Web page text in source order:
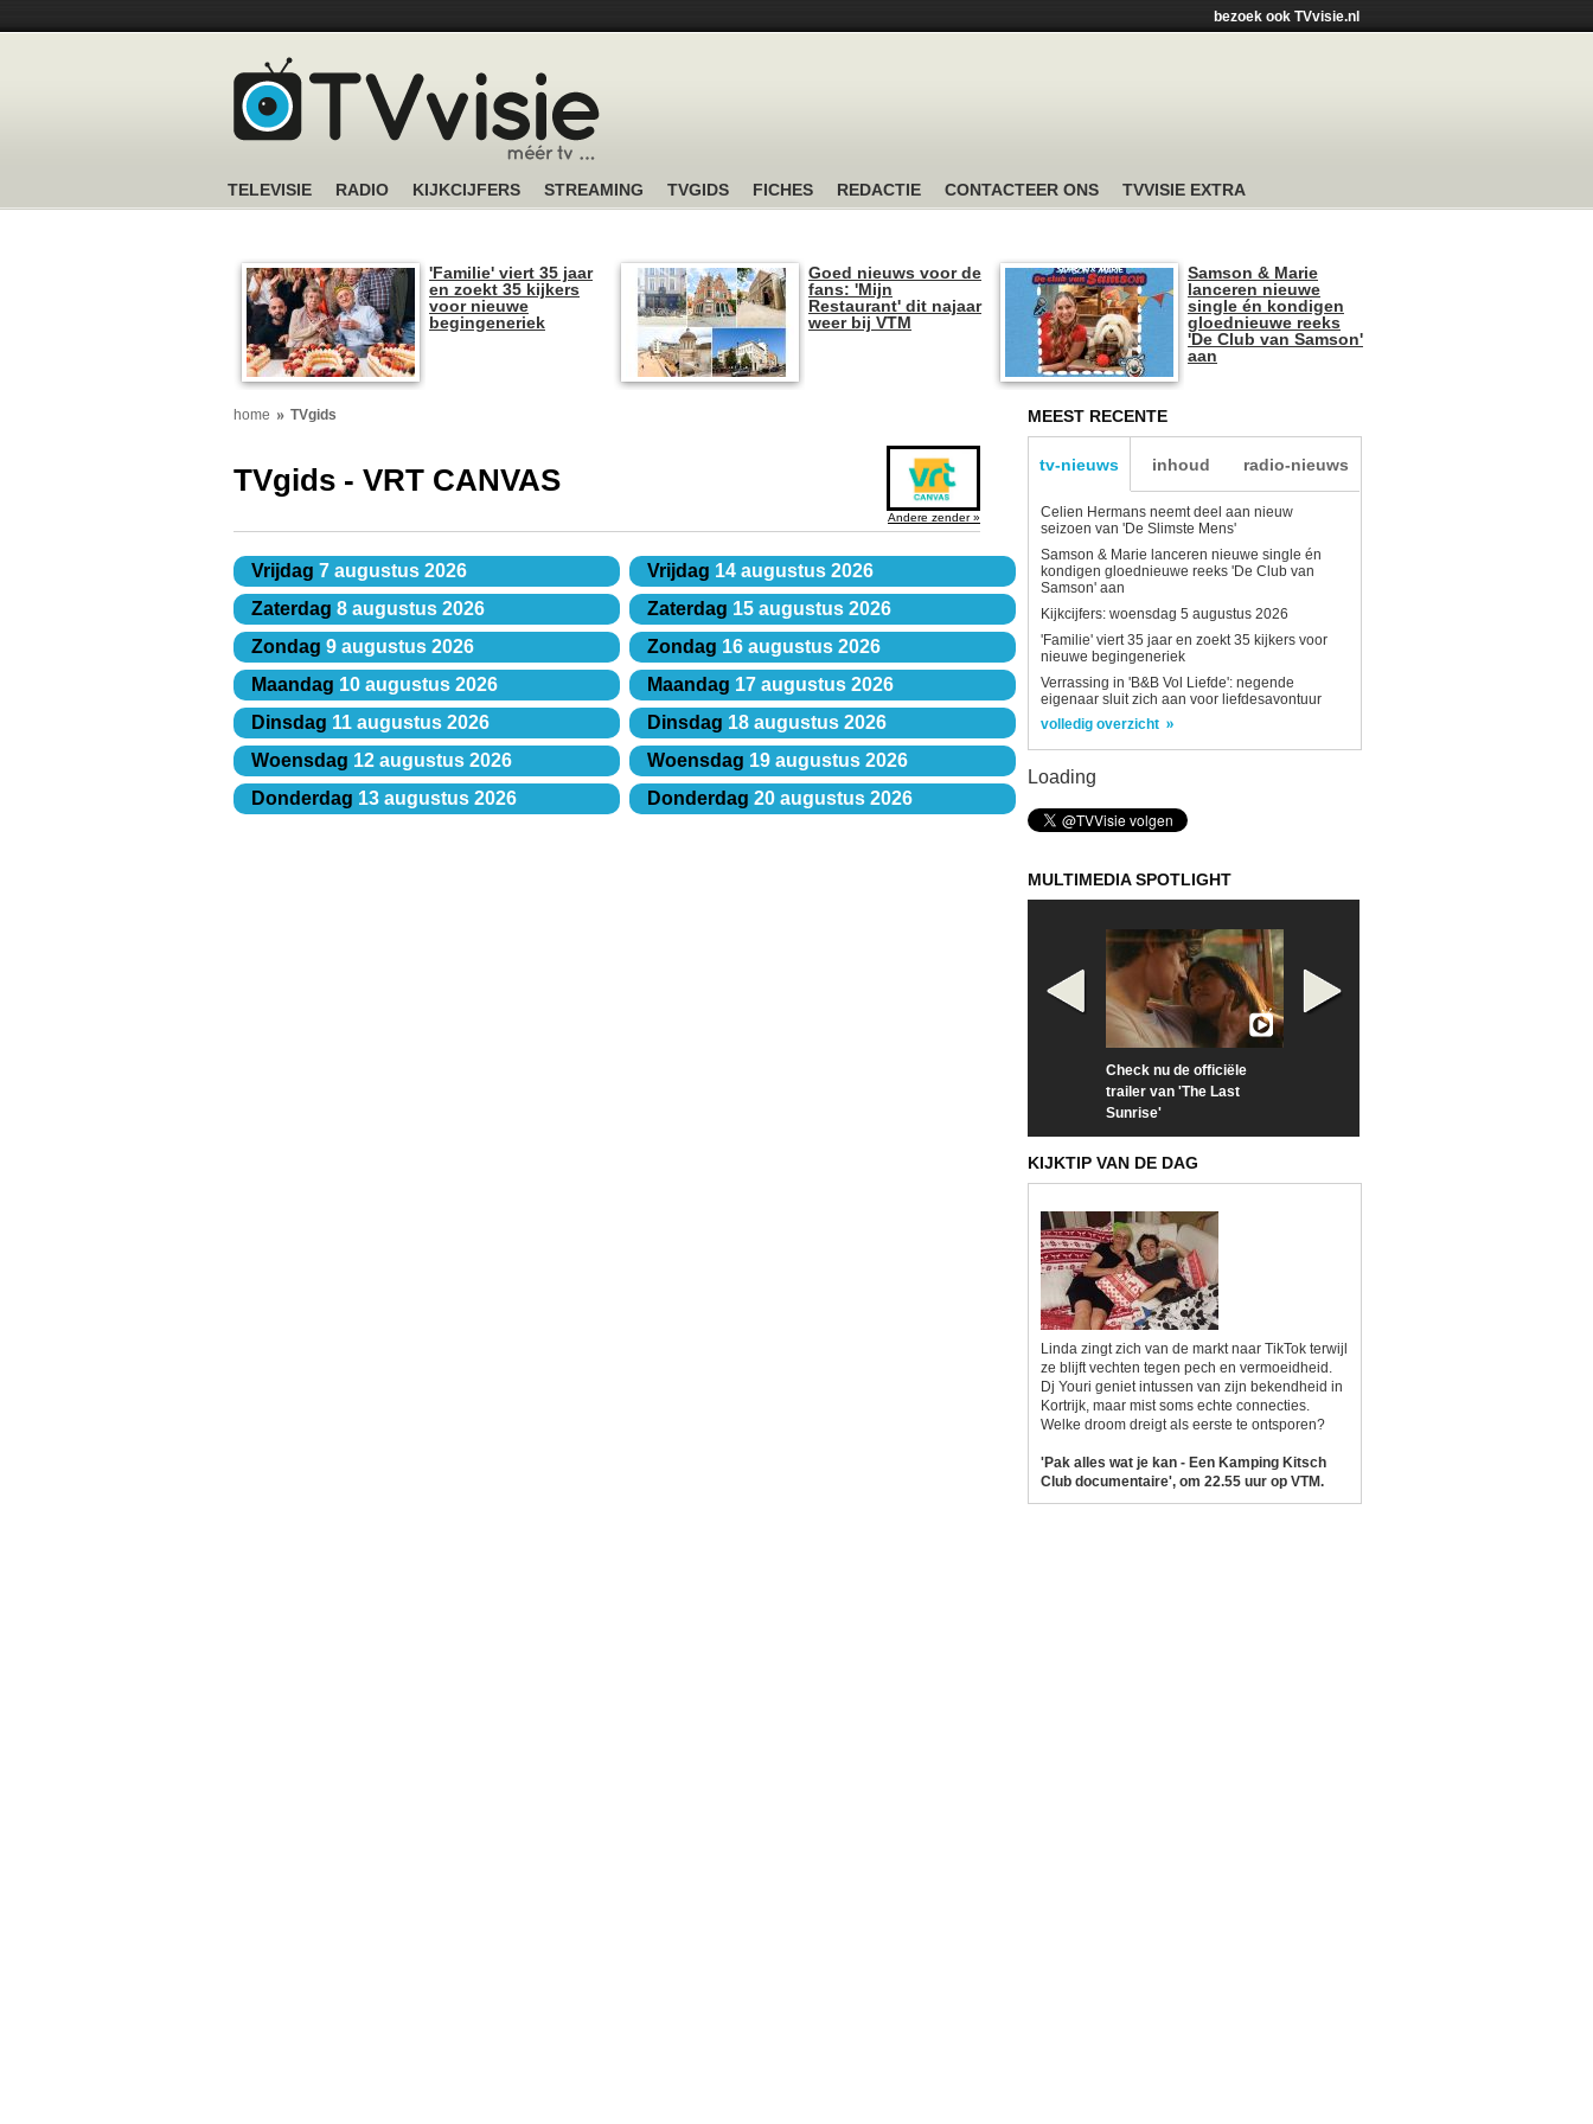
bezoek ook TVvisie.nl
TELEVISIE RADIO KIJKCIJFERS STREAMING TVGIDS FICHES REDACTIE CONTACTEER ONS TVVISIE EXTRA
'Familie' viert 35 jaar
en zoekt 35 kijkers
voor nieuwe
begingeneriek
Goed nieuws voor de
fans: 'Mijn
Restaurant' dit najaar
weer bij VTM
Samson & Marie
lanceren nieuwe
single én kondigen
gloednieuwe reeks
'De Club van Samson'
aan
home TVgids
TVgids - VRT CANVAS
Andere zender »
Vrijdag 7 augustus 2026
Zaterdag 8 augustus 2026
Zondag 9 augustus 2026
Maandag 10 augustus 2026
Dinsdag 11 augustus 2026
Woensdag 12 augustus 2026
Donderdag 13 augustus 2026
Vrijdag 14 augustus 2026
Zaterdag 15 augustus 2026
Zondag 16 augustus 2026
Maandag 17 augustus 2026
Dinsdag 18 augustus 2026
Woensdag 19 augustus 2026
Donderdag 20 augustus 2026
MEEST RECENTE
tv-nieuws inhoud radio-nieuws
Celien Hermans neemt deel aan nieuw
seizoen van 'De Slimste Mens'
Samson & Marie lanceren nieuwe single én
kondigen gloednieuwe reeks 'De Club van
Samson' aan
Kijkcijfers: woensdag 5 augustus 2026
'Familie' viert 35 jaar en zoekt 35 kijkers voor
nieuwe begingeneriek
Verrassing in 'B&B Vol Liefde': negende
eigenaar sluit zich aan voor liefdesavontuur
volledig overzicht
Loading
MULTIMEDIA SPOTLIGHT
Check nu de officiële
trailer van 'The Last
Sunrise'
KIJKTIP VAN DE DAG
Linda zingt zich van de markt naar TikTok terwijl
ze blijft vechten tegen pech en vermoeidheid.
Dj Youri geniet intussen van zijn bekendheid in
Kortrijk, maar mist soms echte connecties.
Welke droom dreigt als eerste te ontsporen?
'Pak alles wat je kan - Een Kamping Kitsch
Club documentaire', om 22.55 uur op VTM.